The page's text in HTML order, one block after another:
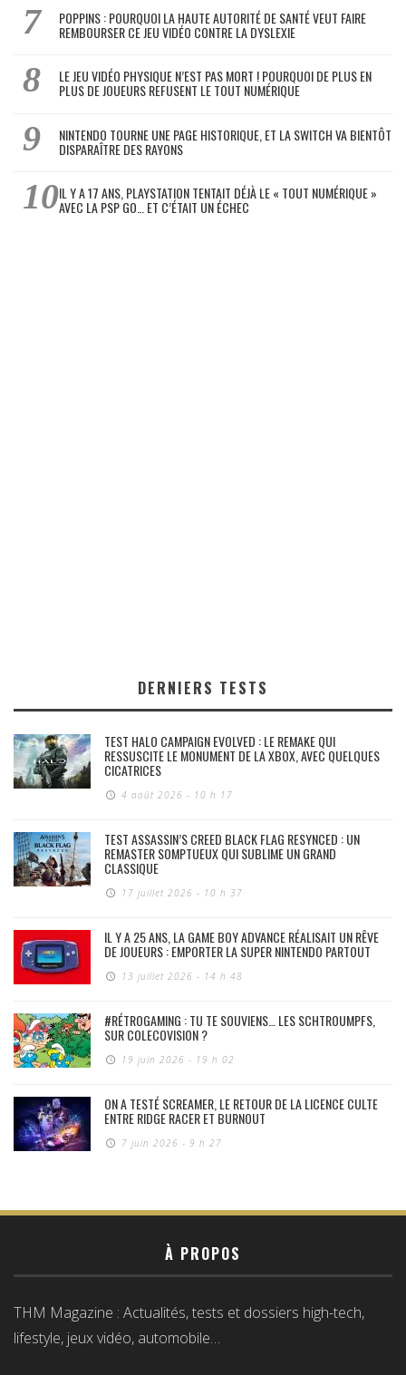
POPPINS : POURQUOI LA HAUTE AUTORITÉ DE SANTÉ VEUT FAIRE
REMBOURSER CE JEU VIDÉO CONTRE LA DYSLEXIE
LE JEU VIDÉO PHYSIQUE N’EST PAS MORT ! POURQUOI DE PLUS EN
PLUS DE JOUEURS REFUSENT LE TOUT NUMÉRIQUE
NINTENDO TOURNE UNE PAGE HISTORIQUE, ET LA SWITCH VA BIENTÔT
DISPARAÎTRE DES RAYONS
IL Y A 17 ANS, PLAYSTATION TENTAIT DÉJÀ LE « TOUT NUMÉRIQUE »
AVEC LA PSP GO… ET C’ÉTAIT UN ÉCHEC
DERNIERS TESTS
TEST HALO CAMPAIGN EVOLVED : LE REMAKE QUI
RESSUSCITE LE MONUMENT DE LA XBOX, AVEC QUELQUES
CICATRICES
4 août 2026 - 10 h 17
TEST ASSASSIN’S CREED BLACK FLAG RESYNCED : UN
REMASTER SOMPTUEUX QUI SUBLIME UN GRAND
CLASSIQUE
17 juillet 2026 - 10 h 37
IL Y A 25 ANS, LA GAME BOY ADVANCE RÉALISAIT UN RÊVE
DE JOUEURS : EMPORTER LA SUPER NINTENDO PARTOUT
13 juillet 2026 - 14 h 48
#RÉTROGAMING : TU TE SOUVIENS… LES SCHTROUMPFS,
SUR COLECOVISION ?
19 juin 2026 - 19 h 02
ON A TESTÉ SCREAMER, LE RETOUR DE LA LICENCE CULTE
ENTRE RIDGE RACER ET BURNOUT
7 juin 2026 - 9 h 27
À PROPOS
THM Magazine : Actualités, tests et dossiers high-tech,
lifestyle, jeux vidéo, automobile…